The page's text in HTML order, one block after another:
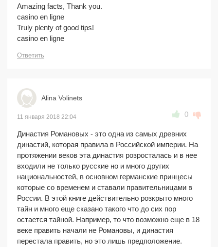
Amazing facts, Thank you.
casino en ligne
Truly plenty of good tips!
casino en ligne
Ответить
Alina Volinets
11 января 2018 22:04 0
Династия Романовых - это одна из самых древних
династий, которая правила в Российской империи. На
протяжении веков эта династия розросталась и в нее
входили не только русские но и много других
национальностей, в основном германские принцесы
которые со временем и ставали правительницами в
России. В этой книге действительно розкрыто много
тайн и много еще сказано такого что до сих пор
остается тайной. Например, то что возможно еще в 18
веке править начали не Романовы, и династия
перестала править, но это лишь предположение.